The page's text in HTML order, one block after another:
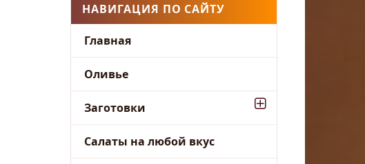
НАВИГАЦИЯ ПО САЙТУ
Главная
Оливье
Заготовки
Салаты на любой вкус